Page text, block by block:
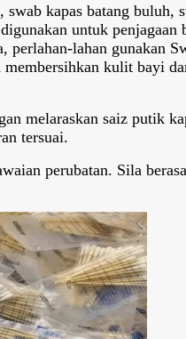
kapas batang buluh,
untuk
lahan gunakan
kulit bayi
melaraskan saiz putik
tersuai.
perubatan. Sila